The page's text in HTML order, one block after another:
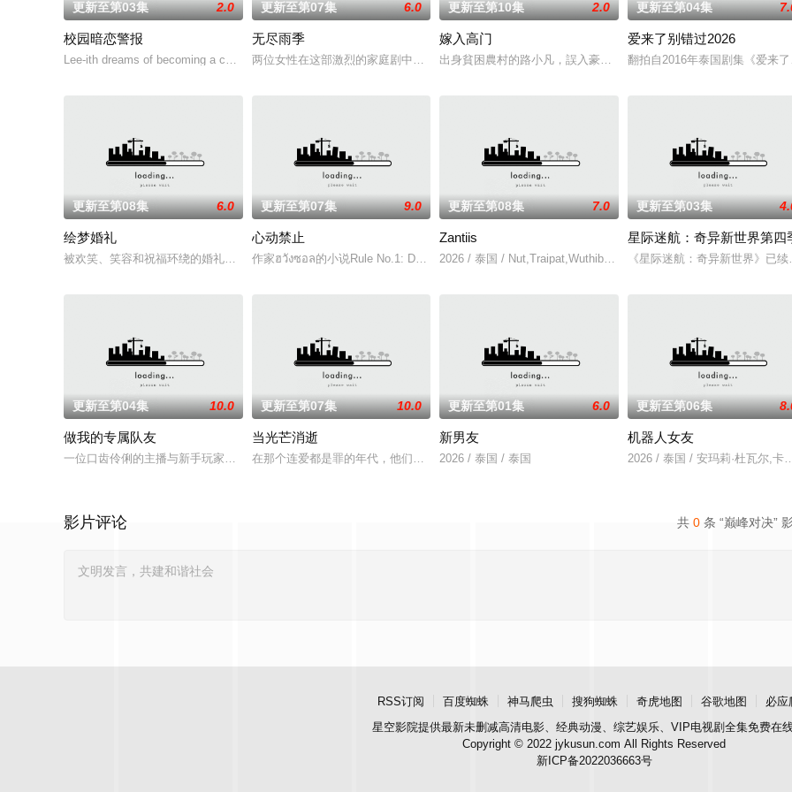
更新至第03集 2.0
校园暗恋警报
Lee-ith dreams of becoming a cool indie rock musician. Because
更新至第07集 6.0
无尽雨季
两位女性在这部激烈的家庭剧中争夺强大的蒂纳拉王朝领导权。法克法一生都在证明自己是合法继承人，
更新至第10集 2.0
嫁入高门
出身貧困農村的路小凡，誤入豪門，成為京城高官家族的入贅女婿。
更新至第04集
爱来了别错过2026
翻拍自2016年泰国剧集《爱来了
更新至第08集 6.0
绘梦婚礼
被欢笑、笑容和祝福环绕的婚礼仅仅是爱情生活的起点。未来还有许多障碍等待着两人共同跨越。Runch和Neen都曾梦想她们能够携
更新至第07集 9.0
心动禁止
作家ฮวังซอล的小说Rule No.1: Don't Be Too Emotional อย่าขอพี่เจน
更新至第08集 7.0
Zantiis
2026 / 泰国 /
更新至第03集
星际迷航：奇异新世界第四
《星际迷航：奇异新世界》已续
更新至第04集 10.0
做我的专属队友
一位口齿伶俐的主播与新手玩家！顶级主播Thi追捕神秘玩家Zo，后者竟屡次击败他。一场原本只为猎杀对手的追逐，却意外演变成一段
更新至第07集 10.0
当光芒消逝
在那个连爱都是罪的年代，他们选择了彼此。 1976年10月6日清晨，泰国爆发血腥镇压，大学生Ravin被迫
更新至第01集 6.0
新男友
2026 / 泰国 / 泰国
更新至第06集
机器人女友
2026 / 泰国 / 安玛莉·杜瓦尔,卡
共 0 条 “巅峰对决”
影片评论
RSS订阅 百度蜘蛛 神马爬虫 搜狗蜘蛛 奇虎地图 谷歌地图
必应
星空影院提供最新未删减高清电影、经典动漫、综艺娱乐、VIP电视剧全集免费在
Copyright © 2022 jykusun.com All Rights Reserved
新ICP备2022036663号